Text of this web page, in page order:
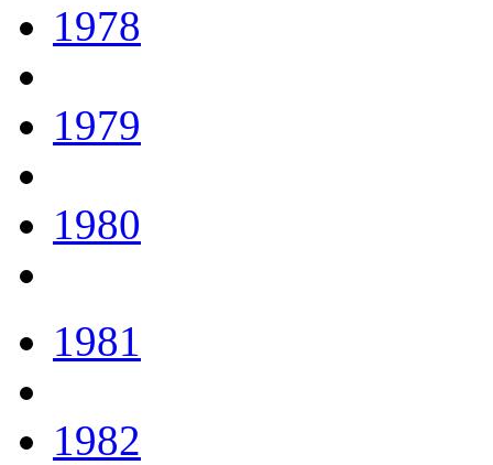
1978
1979
1980
1981
1982